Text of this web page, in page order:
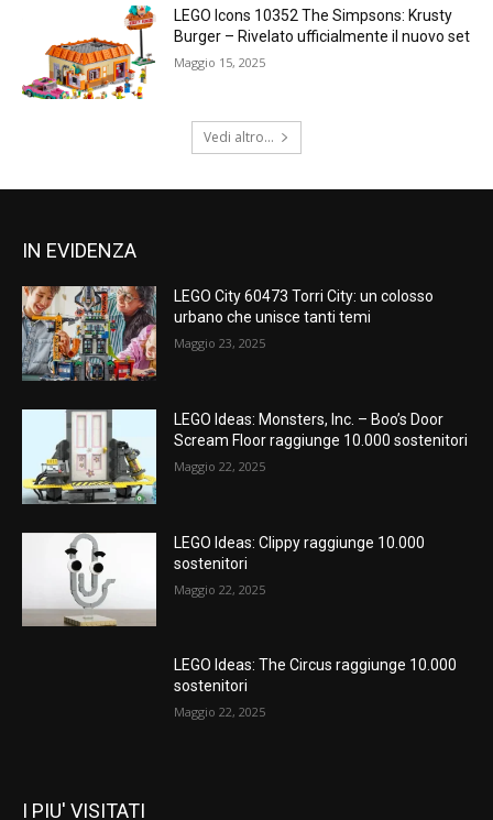
LEGO Icons 10352 The Simpsons: Krusty
Burger – Rivelato ufficialmente il nuovo set
Maggio 15, 2025
Vedi altro...
IN EVIDENZA
LEGO City 60473 Torri City: un colosso
urbano che unisce tanti temi
Maggio 23, 2025
LEGO Ideas: Monsters, Inc. – Boo’s Door
Scream Floor raggiunge 10.000 sostenitori
Maggio 22, 2025
LEGO Ideas: Clippy raggiunge 10.000
sostenitori
Maggio 22, 2025
LEGO Ideas: The Circus raggiunge 10.000
sostenitori
Maggio 22, 2025
I PIU' VISITATI